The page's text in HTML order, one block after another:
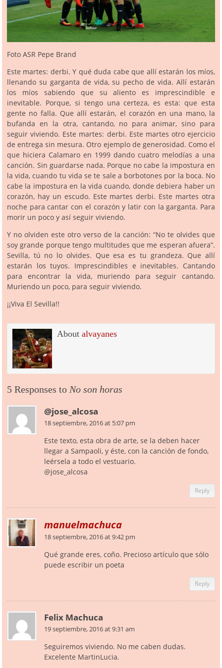
Foto ASR Pepe Brand
Este martes: derbi. Y qué duda cabe que allí estarán los míos,
llenando su garganta de vida, su pecho de vida. Allí estarán
los míos sabiendo que su aliento es imprescindible e
inevitable. Porque, si tengo una certeza, es esta: que esta
gente no falla. Que allí estarán, el corazón en una mano, la
bufanda en la otra, cantando, no para animar, sino para
seguir viviendo. Este martes: derbi. Este martes otro ejercicio
de entrega sin mesura. Otro ejemplo de generosidad. Como el
que hiciera Calamaro en 1999 dando cuatro melodías a una
canción. Sin guardarse nada. Porque no cabe la impostura en
la vida, cuando tu vida se te sale a borbotones por la boca. No
cabe la impostura en la vida cuando, donde debiera haber un
corazón, hay un escudo. Este martes derbi. Este martes otra
noche para cantar con el corazón y latir con la garganta. Para
morir un poco y así seguir viviendo.
Y no olviden este otro verso de la canción: “No te olvides que
soy grande porque tengo multitudes que me esperan afuera”.
Sevilla, tú no lo olvides. Que esa es tu grandeza. Que allí
estarán los tuyos. Imprescindibles e inevitables. Cantando
para encontrar la vida, muriendo para seguir cantando.
Muriendo un poco, para seguir viviendo.
¡¡Viva El Sevilla!!
About alvayanes
5 Responses to No son horas
@jose_alcosa
18 septiembre, 2016 at 5:07 pm
Este texto, esta obra de arte, se la deben hacer
llegar a Sampaoli, y éste, con la canción de fondo,
leérsela a todo el vestuario.
@jose_alcosa
Reply
manuelmachuca
18 septiembre, 2016 at 9:42 pm
Qué grande eres, coño. Precioso artículo que sólo
puede escribir un poeta
Reply
Felix Machuca
19 septiembre, 2016 at 9:31 am
Seguiremos viviendo. No me caben dudas.
Excelente MartinLucia.